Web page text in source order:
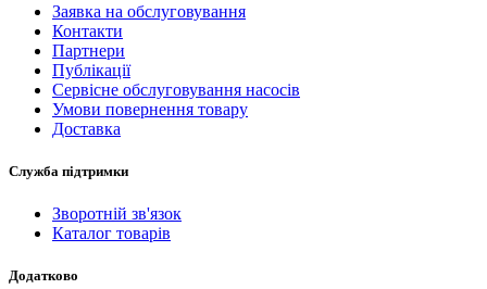
Заявка на обслуговування
Контакти
Партнери
Публікації
Сервісне обслуговування насосів
Умови повернення товару
Доставка
Служба підтримки
Зворотній зв'язок
Каталог товарів
Додатково